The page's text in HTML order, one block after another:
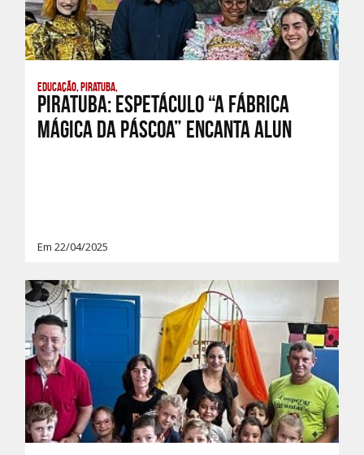
Educação, Piratuba,
PIRATUBA: ESPETÁCULO “A FÁBRICA
MÁGICA DA PÁSCOA” ENCANTA ALUN
Em 22/04/2025